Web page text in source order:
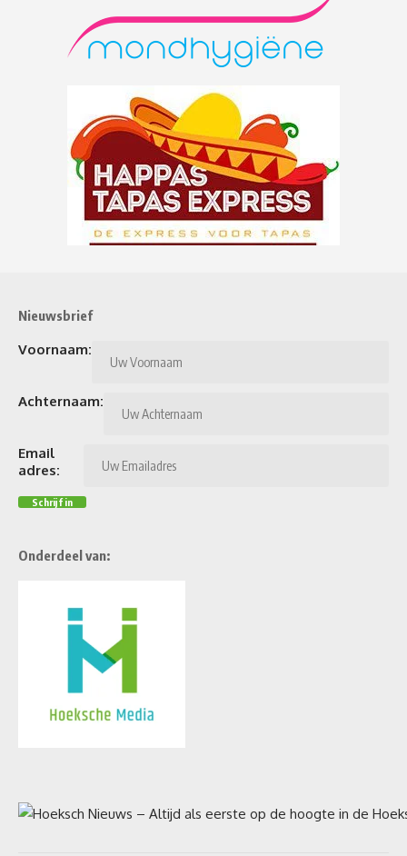
Nieuwsbrief
Voornaam:
Achternaam:
Email
adres:
Onderdeel van: